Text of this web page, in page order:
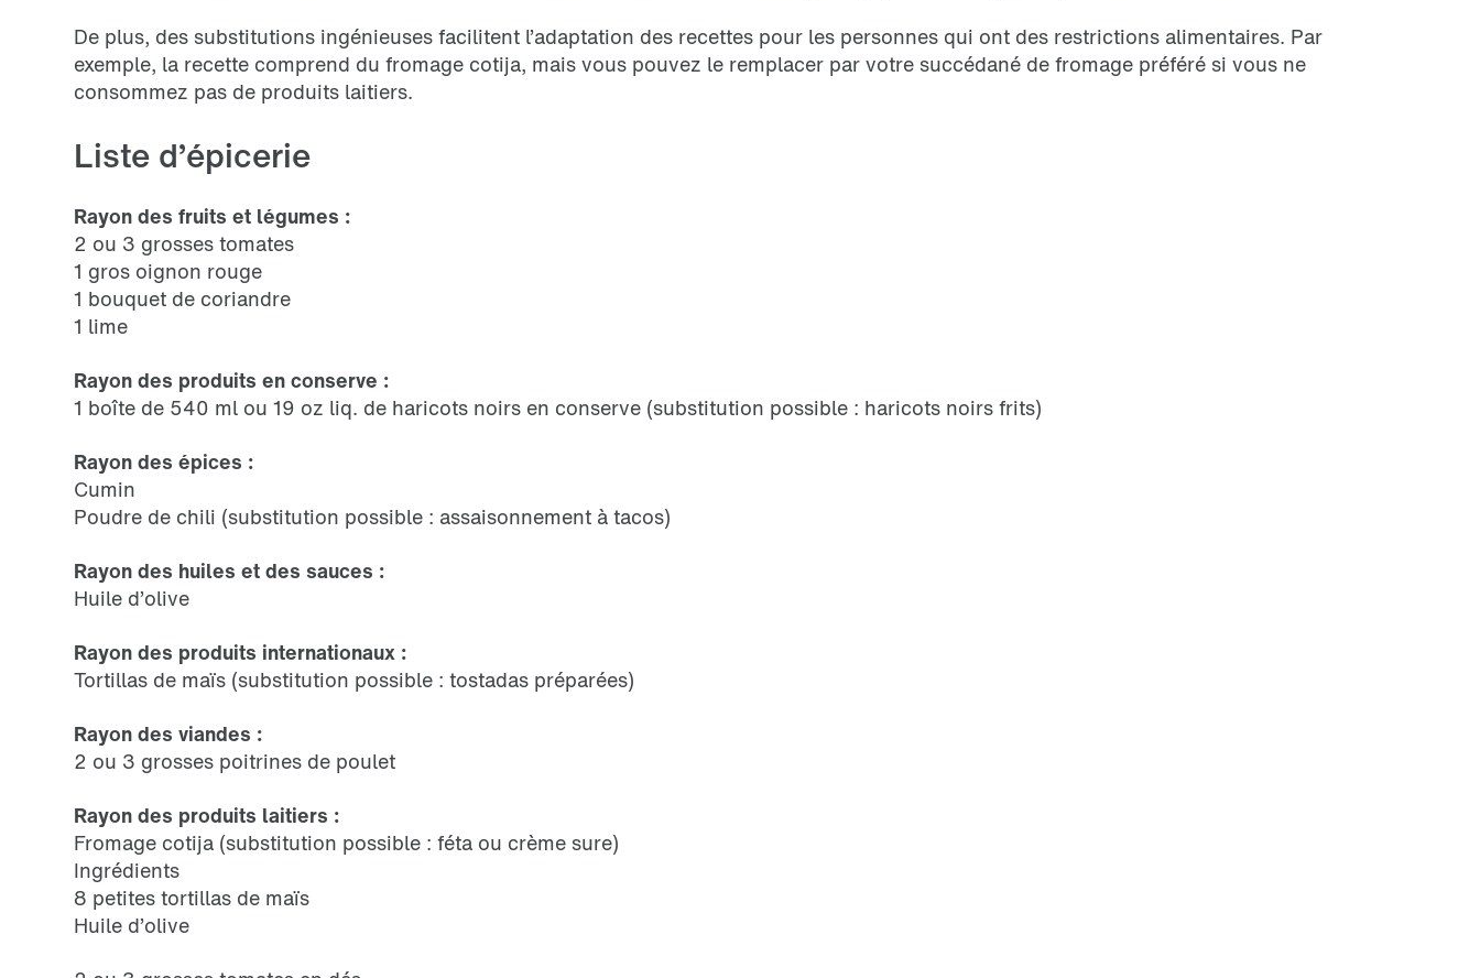
De plus, des substitutions ingénieuses facilitent l’adaptation des recettes pour les personnes qui ont des restrictions alimentaires. Par
exemple, la recette comprend du fromage cotija, mais vous pouvez le remplacer par votre succédané de fromage préféré si vous ne
consommez pas de produits laitiers.
Liste d’épicerie
Rayon des fruits et légumes :
2 ou 3 grosses tomates
1 gros oignon rouge
1 bouquet de coriandre
1 lime
Rayon des produits en conserve :
1 boîte de 540 ml ou 19 oz liq. de haricots noirs en conserve (substitution possible : haricots noirs frits)
Rayon des épices :
Cumin
Poudre de chili (substitution possible : assaisonnement à tacos)
Rayon des huiles et des sauces :
Huile d’olive
Rayon des produits internationaux :
Tortillas de maïs (substitution possible : tostadas préparées)
Rayon des viandes :
2 ou 3 grosses poitrines de poulet
Rayon des produits laitiers :
Fromage cotija (substitution possible : féta ou crème sure)
Ingrédients
8 petites tortillas de maïs
Huile d’olive